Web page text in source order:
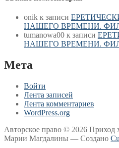
onik к записи
НАШЕГО ВРЕМЕНИ.
tumanowa00 к записи
НАШЕГО ВРЕМЕНИ.
Мета
Войти
Лента записей
Лента комментариев
WordPress.org
Авторское право © 2026 Приход
Марии Магдалины — Создано